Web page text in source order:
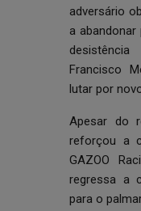
adversário
a
Francisco
lutar por
Apesar do
reforçou a
GAZOO
regressa a
para o